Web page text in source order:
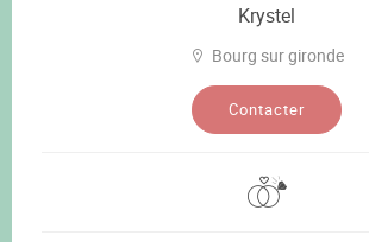
Krystel
Bourg sur gironde
Contacter